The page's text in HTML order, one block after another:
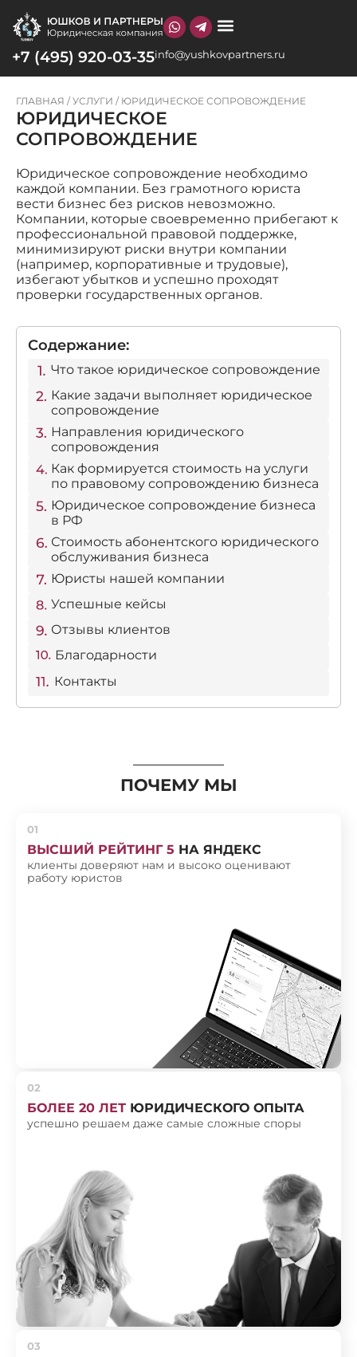
+7 (495) 920-03-35info@yushkovpartners.ru
ГЛАВНАЯ /УСЛУГИ / ЮРИДИЧЕСКОЕ СОПРОВОЖДЕНИЕ
ЮРИДИЧЕСКОЕ
СОПРОВОЖДЕНИЕ
Юридическое сопровождение необходимо
каждой компании. Без грамотного юриста
вести бизнес без рисков невозможно.
Компании, которые своевременно прибегают к
профессиональной правовой поддержке,
минимизируют риски внутри компании
(например, корпоративные и трудовые),
избегают убытков и успешно проходят
проверки государственных органов.
Содержание:
Что такое юридическое сопровождение
Какие задачи выполняет юридическое
сопровождение
Направления юридического
сопровождения
Как формируется стоимость на услуги
по правовому сопровождению бизнеса
Юридическое сопровождение бизнеса
в РФ
Стоимость абонентского юридического
обслуживания бизнеса
Юристы нашей компании
Успешные кейсы
Отзывы клиентов
Благодарности
Контакты
ПОЧЕМУ МЫ
01
ВЫСШИЙ РЕЙТИНГ 5 НА ЯНДЕКС
клиенты доверяют нам и высоко оценивают
работу юристов
02
БОЛЕЕ 20 ЛЕТ ЮРИДИЧЕСКОГО ОПЫТА
успешно решаем даже самые сложные споры
03